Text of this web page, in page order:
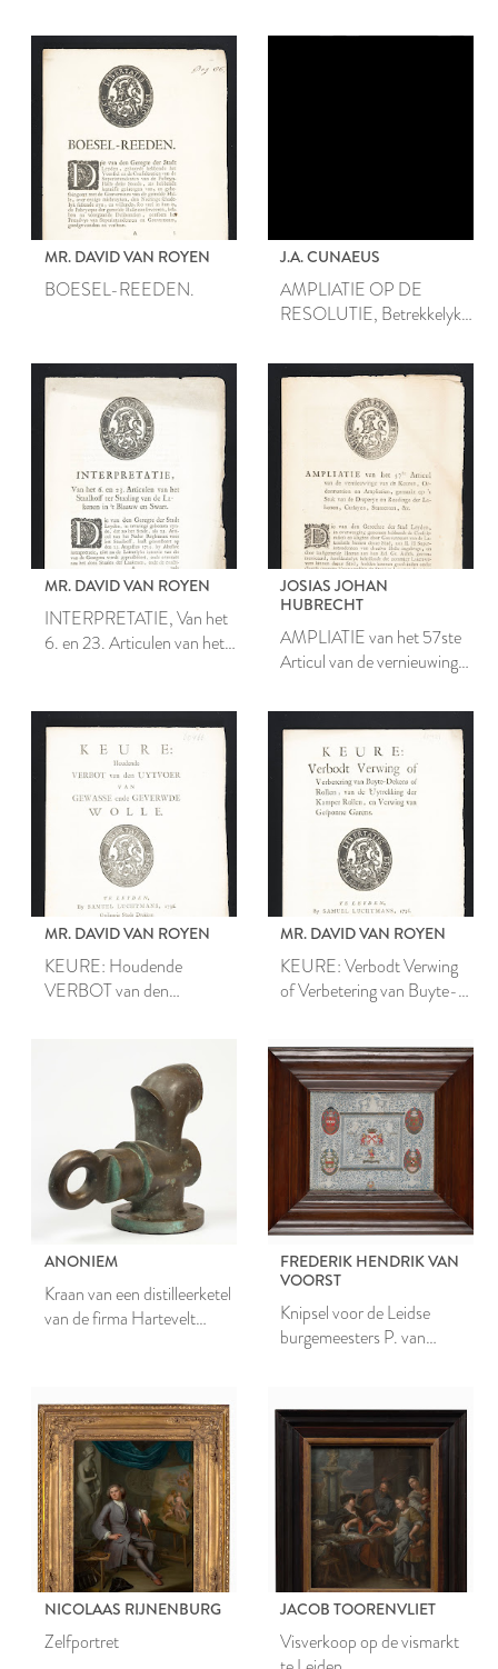
BINNEN DE STAD
LEYDEN; Ten beveele van
die van den Gerechte der
voorsz. Stad.
MR. DAVID VAN ROYEN
BOESEL-REEDEN.
J.A. CUNAEUS
AMPLIATIE OP DE
RESOLUTIE, Betrekkelyk
Verkopen, Beleenen en
Beswaaren der Getouwen,
onder de Baayhalle
gehoorende.
MR. DAVID VAN ROYEN
INTERPRETATIE, Van het
6. en 23. Articulen van het
Swart.
JOSIAS JOHAN
HUBRECHT
AMPLIATIE van het 57ste
Articul van de vernieuwinge
Ordonnantien en
Ampliatien, gemaakt op ’t
Stuk van de Draperye en
Reedinge der Lakenen,
Carfayen, Stametten, &c.
MR. DAVID VAN ROYEN
KEURE: Houdende
VERBOT van den
GEVERWDE WOLLE.
MR. DAVID VAN ROYEN
KEURE: Verbodt Verwing
of Verbetering van Buyte-
Rollen, en Verwing van
Gesponne Garens.
ANONIEM
Kraan van een distilleerketel
van de firma Hartevelt
FREDERIK HENDRIK VAN
VOORST
Knipsel voor de Leidse
burgemeesters P. van
NICOLAAS RIJNENBURG
Zelfportret
JACOB TOORENVLIET
Visverkoop op de vismarkt